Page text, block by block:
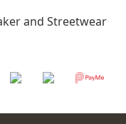
and Streetwear